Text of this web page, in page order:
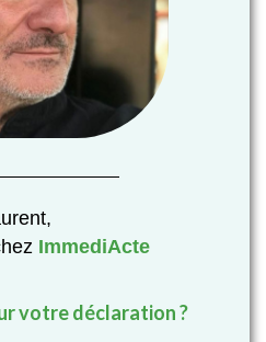
ImmediActe
votre déclaration ?